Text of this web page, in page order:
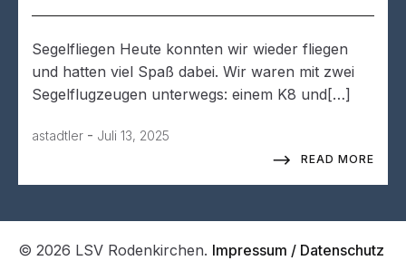
Segelfliegen Heute konnten wir wieder fliegen
und hatten viel Spaß dabei. Wir waren mit zwei
Segelflugzeugen unterwegs: einem K8 und[…]
astadtler - Juli 13, 2025
READ MORE
© 2026 LSV Rodenkirchen. Impressum / Datenschutz